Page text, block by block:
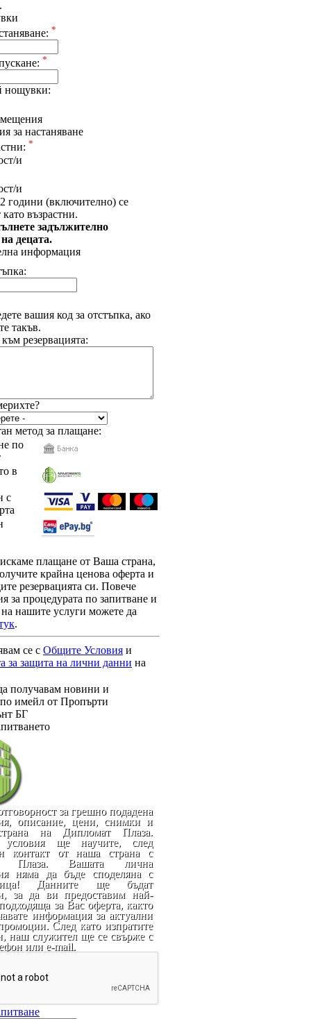
*
*
нощувки:
за настаняване
*
и
и
години (включително) се
като възрастни.
задължително
децата.
информация
вашия код за отстъпка, ако
такъв.
резервацията:
метод за плащане:
по
в
с
плащане от Ваша страна,
крайна ценова оферта и
резервацията си. Повече
за процедурата по запитване и
нашите услуги можете да
.
се с Общите Условия и
за защита на лични данни на
получавам новини и
имейл от Пропърти
БГ
за грешно подадена
описание, цени, снимки и
на Дипломат Плаза.
условия ще научите, след
контакт от наша страна с
Плаза. Вашата лична
няма да бъде споделяна с
Данните ще бъдат
за да ви предоставим най-
за Вас оферта, както
информация за актуални
След като изпратите
наш служител ще се свърже с
или e-mail.